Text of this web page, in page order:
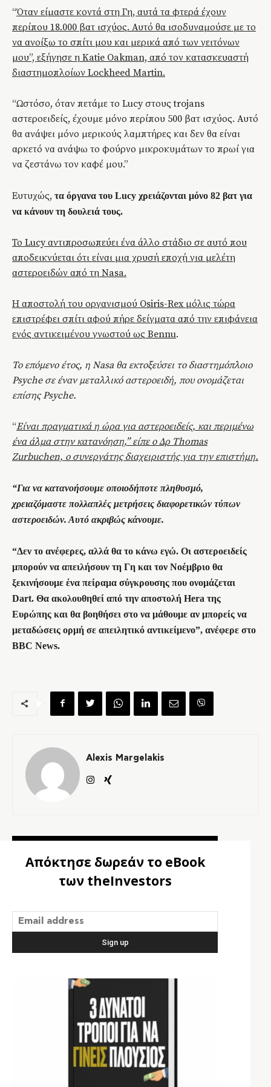
“Όταν είμαστε κοντά στη Γη, αυτά τα φτερά έχουν
περίπου 18.000 βατ ισχύος. Αυτό θα ισοδυναμούσε με το
να ανοίξω το σπίτι μου και μερικά από των γειτόνων
μου”, εξήγησε η Katie Oakman, από τον κατασκευαστή
διαστημοπλοίων Lockheed Martin.
“Ωστόσο, όταν πετάμε το Lucy στους trojans
αστεροειδείς, έχουμε μόνο περίπου 500 βατ ισχύος. Αυτό
θα ανάψει μόνο μερικούς λαμπτήρες και δεν θα είναι
αρκετό να ανάψω το φούρνο μικροκυμάτων το πρωί για
να ζεστάνω τον καφέ μου.”
Ευτυχώς, τα όργανα του Lucy χρειάζονται μόνο 82 βατ για
να κάνουν τη δουλειά τους.
Το Lucy αντιπροσωπεύει ένα άλλο στάδιο σε αυτό που
αποδεικνύεται ότι είναι μια χρυσή εποχή για μελέτη
αστεροειδών από τη Nasa.
Η αποστολή του οργανισμού Osiris-Rex μόλις τώρα
επιστρέφει σπίτι αφού πήρε δείγματα από την επιφάνεια
ενός αντικειμένου γνωστού ως Bennu.
Το επόμενο έτος, η Nasa θα εκτοξεύσει το διαστημόπλοιο
Psyche σε έναν μεταλλικό αστεροειδή, που ονομάζεται
επίσης Psyche.
“Είναι πραγματικά η ώρα για αστεροειδείς, και περιμένω
ένα άλμα στην κατανόηση,” είπε ο Δρ Thomas
Zurbuchen, ο συνεργάτης διαχειριστής για την επιστήμη.
“Για να κατανοήσουμε οποιοδήποτε πληθυσμό,
χρειαζόμαστε πολλαπλές μετρήσεις διαφορετικών τύπων
αστεροειδών. Αυτό ακριβώς κάνουμε.
“Δεν το ανέφερες, αλλά θα το κάνω εγώ. Οι αστεροειδείς
μπορούν να απειλήσουν τη Γη και τον Νοέμβριο θα
ξεκινήσουμε ένα πείραμα σύγκρουσης που ονομάζεται
Dart. Θα ακολουθηθεί από την αποστολή Hera της
Ευρώπης και θα βοηθήσει στο να μάθουμε αν μπορείς να
μεταδώσεις ορμή σε απειλητικό αντικείμενο”, ανέφερε στο
BBC News.
Alexis Margelakis
Απόκτησε δωρεάν το eBook
των theInvestors